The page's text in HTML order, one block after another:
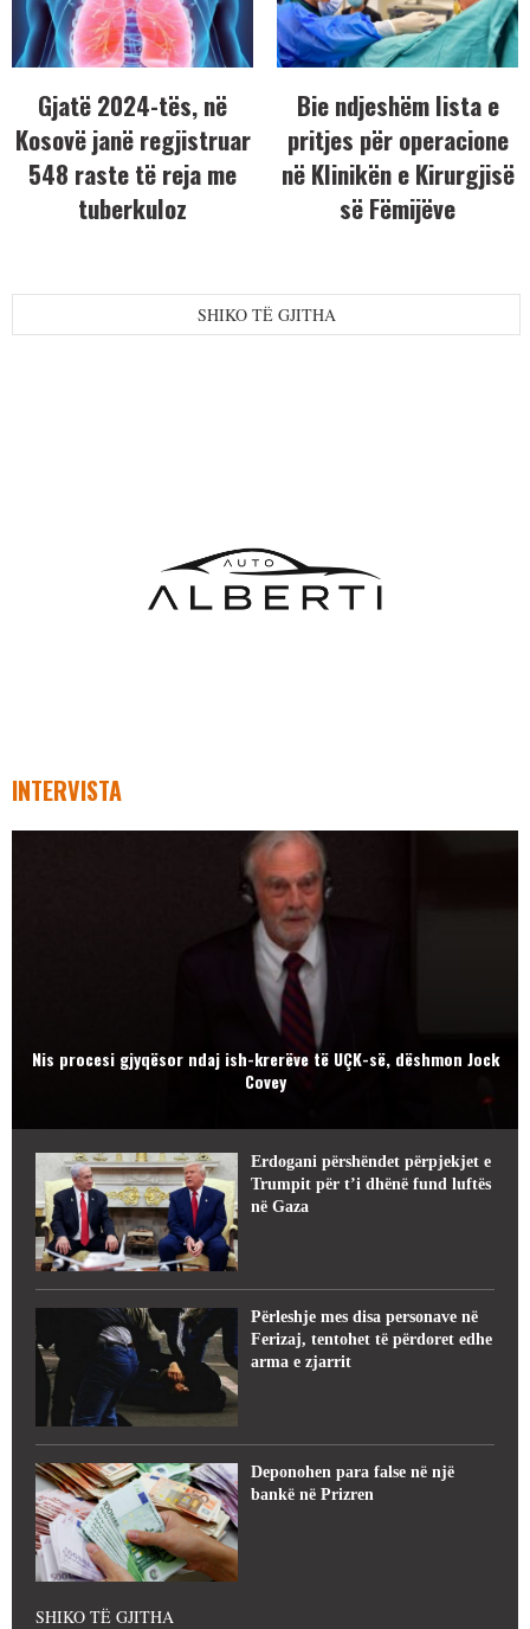
Gjatë 2024-tës, në
Kosovë janë regjistruar
548 raste të reja me
tuberkuloz
Bie ndjeshëm lista e
pritjes për operacione
në Klinikën e Kirurgjisë
së Fëmijëve
SHIKO TË GJITHA
INTERVISTA
Nis procesi gjyqësor ndaj ish-krerëve të UÇK-së, dëshmon Jock
Covey
Erdogani përshëndet përpjekjet e
Trumpit për t’i dhënë fund luftës
në Gaza
Përleshje mes disa personave në
Ferizaj, tentohet të përdoret edhe
arma e zjarrit
Deponohen para false në një
bankë në Prizren
SHIKO TË GJITHA